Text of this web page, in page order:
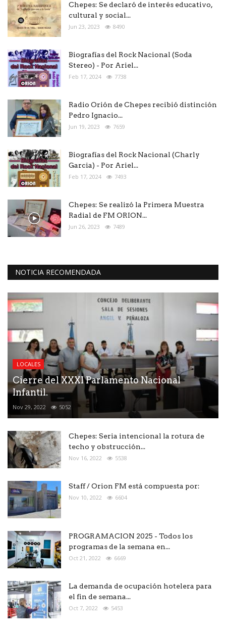
Chepes: Se declaró de interés educativo,
cultural y social...
Jun 23, 2023 8490
Biografías del Rock Nacional (Soda
Stereo) - Por Ariel...
Feb 17, 2024 7738
Radio Orión de Chepes recibió distinción
Pedro Ignacio...
Jun 19, 2023 7659
Biografías del Rock Nacional (Charly
Garcia) - Por Ariel...
Feb 17, 2024 7493
Chepes: Se realizó la Primera Muestra
Radial de FM ORION...
Jun 26, 2023 7489
NOTICIA RECOMENDADA
LOCALES
Cierre del XXXI Parlamento Nacional
Infantil.
Nov 29, 2022 5052
Chepes: Seria intencional la rotura de
techo y obstrucción...
Nov 16, 2022 5538
Staff / Orion FM está compuesta por:
Nov 10, 2022 6604
PROGRAMACION 2025 - Todos los
programas de la semana en...
Oct 21, 2022 6669
La demanda de ocupación hotelera para
el fin de semana...
Oct 7, 2022 5453